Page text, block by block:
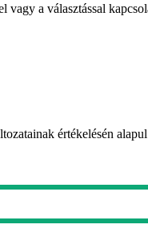
vagy a választással
értékelésén